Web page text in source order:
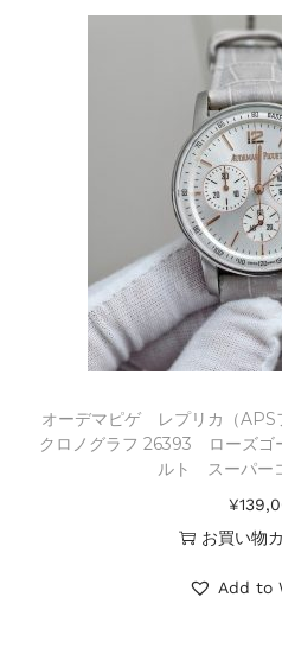
オーデマピゲ レプリカ（APS
クロノグラフ 26393 ローズ
ルト スーパー
¥
お買い物
Add to